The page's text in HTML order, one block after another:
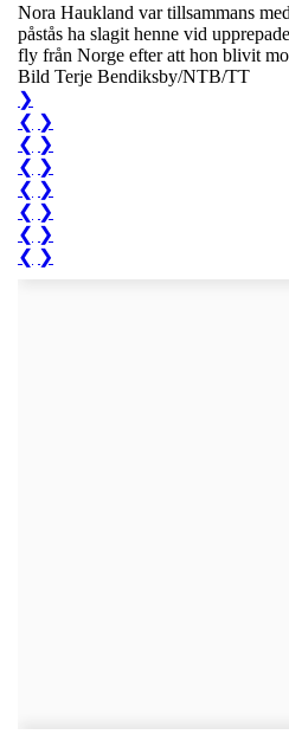
Nora Haukland var tillsammans
påstås ha slagit henne vid
fly från Norge efter att hon blivit
Bild Terje Bendiksby/NTB/TT
❯
❮ ❯
❮ ❯
❮ ❯
❮ ❯
❮ ❯
❮ ❯
❮ ❯